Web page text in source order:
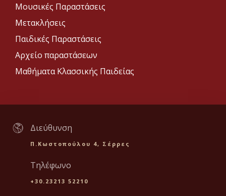
Μουσικές Παραστάσεις
Μετακλήσεις
Παιδικές Παραστάσεις
Αρχείο παραστάσεων
Μαθήματα Κλασσικής Παιδείας
Διεύθυνση
Π.Κωστοπούλου 4, Σέρρες
Τηλέφωνο
+30.23213 52210